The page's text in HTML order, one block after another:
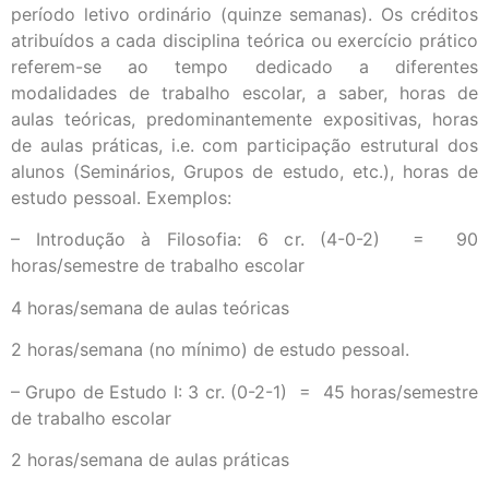
período letivo ordinário (quinze semanas). Os créditos
atribuídos a cada disciplina teórica ou exercício prático
referem-se ao tempo dedicado a diferentes
modalidades de trabalho escolar, a saber, horas de
aulas teóricas, predominantemente expositivas, horas
de aulas práticas, i.e. com participação estrutural dos
alunos (Seminários, Grupos de estudo, etc.), horas de
estudo pessoal. Exemplos:
– Introdução à Filosofia: 6 cr. (4-0-2) = 90
horas/semestre de trabalho escolar
4 horas/semana de aulas teóricas
2 horas/semana (no mínimo) de estudo pessoal.
– Grupo de Estudo I: 3 cr. (0-2-1) = 45 horas/semestre
de trabalho escolar
2 horas/semana de aulas práticas